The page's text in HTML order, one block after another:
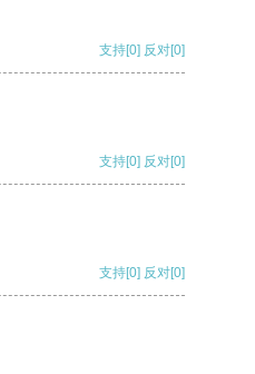
支持[0] 反对[0]
支持[0] 反对[0]
支持[0] 反对[0]